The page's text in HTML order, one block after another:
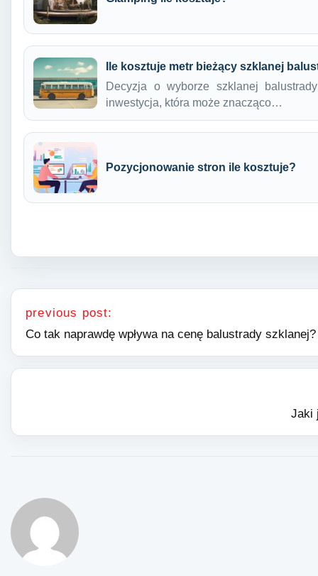
Ile kosztuje metr bieżący szklanej
Decyzja o wyborze szklanej
inwestycja, która może znacząco…
Pozycjonowanie stron ile kosztuje?
Nawigacja wpisu
previous post:
Co tak naprawdę wpływa na cenę balustrady szklanej?
Jaki